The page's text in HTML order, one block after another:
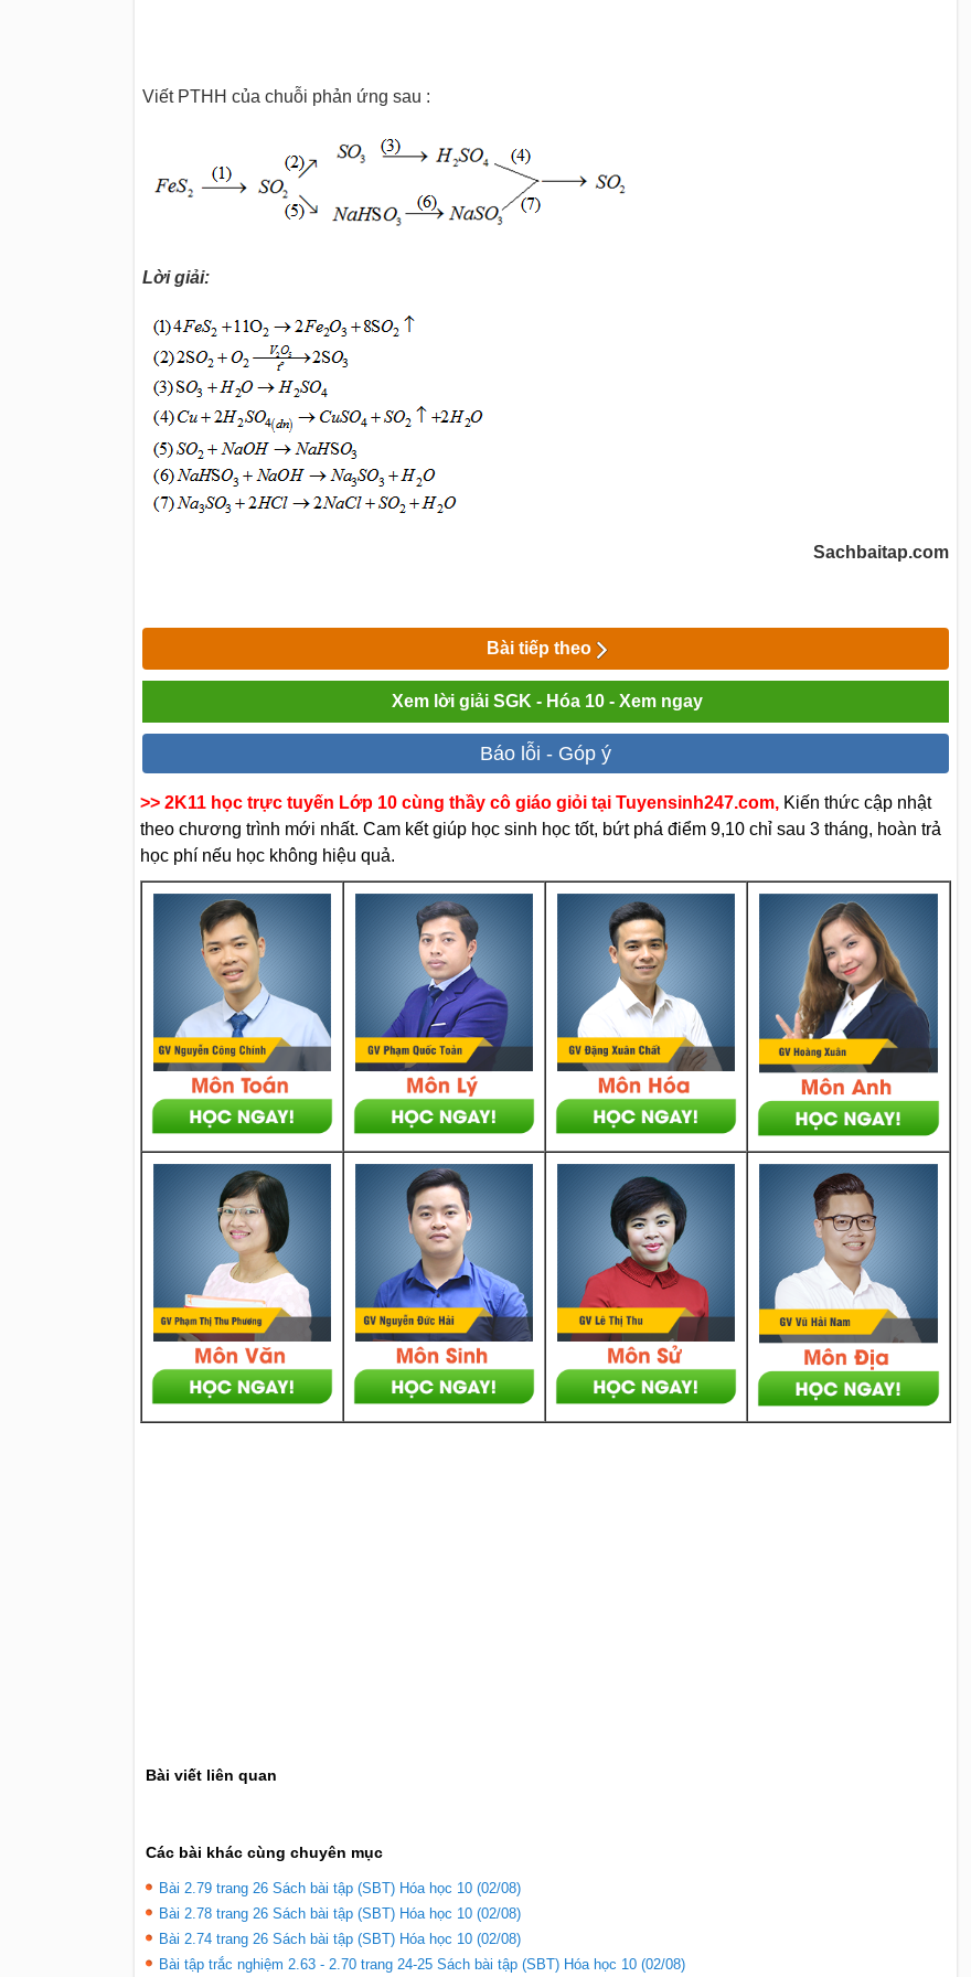
Viết PTHH của chuỗi phản ứng sau :
Lời giải:
Sachbaitap.com
Bài tiếp theo
Xem lời giải SGK - Hóa 10 - Xem ngay
Báo lỗi - Góp ý
>> 2K11 học trực tuyến Lớp 10 cùng thầy cô giáo giỏi tại Tuyensinh247.com,Kiến thức cập nhật
theo chương trình mới nhất. Cam kết giúp học sinh học tốt, bứt phá điểm 9,10 chỉ sau 3 tháng, hoàn trả
học phí nếu học không hiệu quả.
Bài viết liên quan
Các bài khác cùng chuyên mục
Bài 2.79 trang 26 Sách bài tập (SBT) Hóa học 10 (02/08)
Bài 2.78 trang 26 Sách bài tập (SBT) Hóa học 10 (02/08)
Bài 2.74 trang 26 Sách bài tập (SBT) Hóa học 10 (02/08)
Bài tập trắc nghiệm 2.63 - 2.70 trang 24-25 Sách bài tập (SBT) Hóa học 10 (02/08)